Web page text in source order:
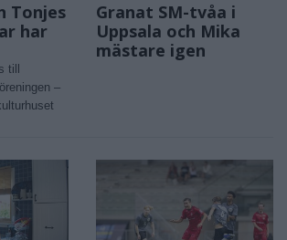
Tonjes
har
till
–
Granat SM-tvåa i
Uppsala och Mika
mästare igen